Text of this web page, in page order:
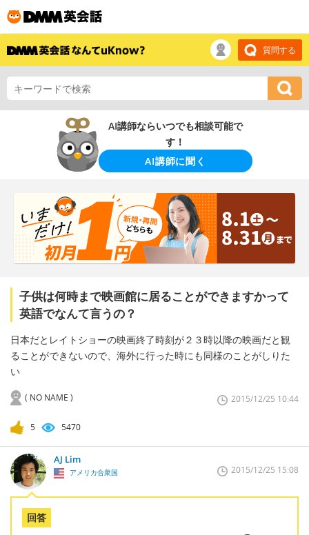
質問する
AI講師ならいつでも相談可能で
す！
AI講師に聞く
子供は何時まで映画館に居ることができますかって
英語でなんて言うの？
日本だとレイトショーの映画終了時刻が２３時以降の映画だと観
ることができないので、海外に行った時にも同様のことがしりた
い
( NO NAME ) 2015/12/25 10:44
5 5470
AJ Lim
アメリカ合衆国 2015/12/25 15:08
回答